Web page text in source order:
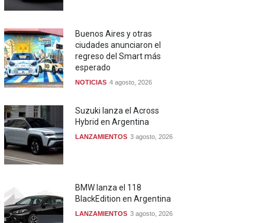
Buenos Aires y otras
ciudades anunciaron el
regreso del Smart más
esperado
NOTICIAS 4 agosto, 2026
Suzuki lanza el Across
Hybrid en Argentina
LANZAMIENTOS 3 agosto, 2026
BMW lanza el 118
BlackEdition en Argentina
LANZAMIENTOS 3 agosto, 2026